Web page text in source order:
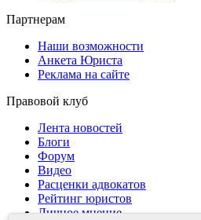
Партнерам
Наши возможности
Анкета Юриста
Реклама на сайте
Правовой клуб
Лента новостей
Блоги
Форум
Видео
Расценки адвокатов
Рейтинг юристов
Личное мнение